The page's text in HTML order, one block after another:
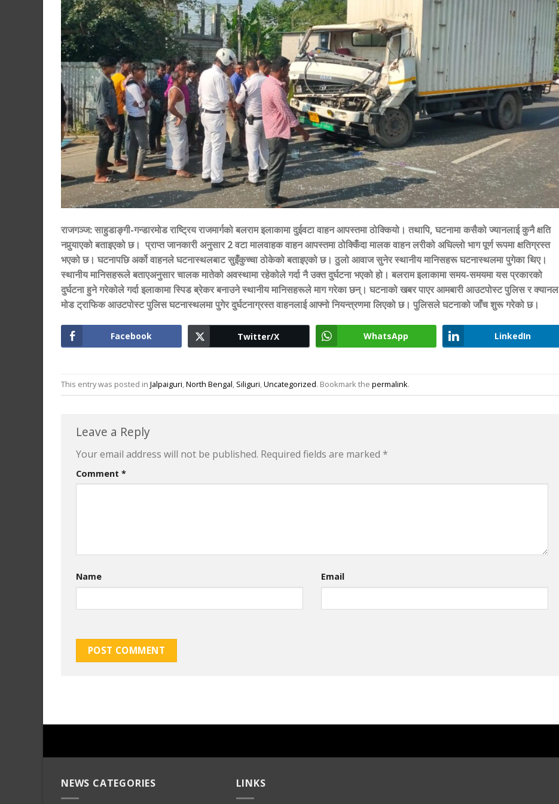
राजगञ्ज:साहुडाङ्गी-गन्डारमोड राष्ट्रिय राजमार्गको बलराम इलाकामा दुईवटा वाहन आपस्तमा ठोक्कियो। तथापि, घटनामा कसैको ज्यानलाई कुनै क्षति
नपुर्‍याएको बताइएको छ। प्राप्त जानकारी अनुसार 2 वटा मालवाहक वाहन आपस्तमा ठोक्किँदा मालक वाहन लरीको अघिल्लो भाग पूर्ण रूपमा क्षतिग्रस्त
भएको छ। घटनापछि अर्को वाहनले घटनास्थलबाट सुइँकुच्चा ठोकेको बताइएको छ। ठुलो आवाज सुनेर स्थानीय मानिसहरू घटनास्थलमा पुगेका थिए।
स्थानीय मानिसहरूले बताएअनुसारचालक मातेको अवस्थामा रहेकोले गर्दा नै उक्त दुर्घटना भएको हो। बलराम इलाकामा समय-समयमा यस प्रकारको
दुर्घटना हुने गरेकोले गर्दा इलाकामा स्पिड ब्रेकर बनाउने स्थानीय मानिसहरूले माग गरेका छन्। घटनाको खबर पाएर आमबारी आउटपोस्ट पुलिस र क्यानल
मोड ट्राफिक आउटपोस्ट पुलिस घटनास्थलमा पुगेर दुर्घटनाग्रस्त वाहनलाई आफ्नो नियन्त्रणमा लिएको छ। पुलिसले घटनाको जाँच शुरू गरेको छ।
Facebook Twitter/X WhatsApp LinkedIn
This entry was posted in Jalpaiguri,North Bengal, Siliguri,Uncategorized. Bookmark the permalink.
Leave a Reply
Your email address will not be published. Required fields are marked *
Comment *
Name Email
NEWS CATEGORIES LINKS